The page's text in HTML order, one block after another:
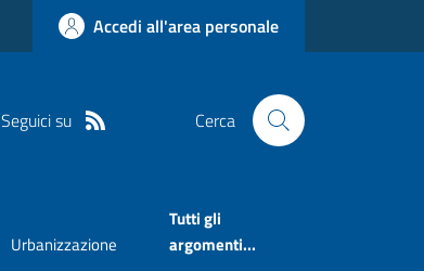
Accedi all'area personale
Seguici su Cerca
Urbanizzazione
Tutti gli
argomenti...